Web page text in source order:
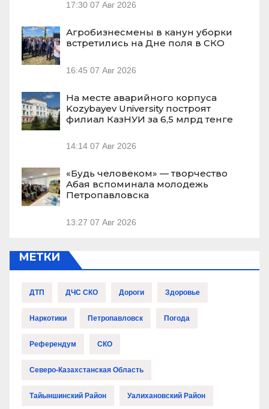
17:30 07 Авг 2026
Агробизнесмены в канун уборки
встретились на Дне поля в СКО
16:45 07 Авг 2026
На месте аварийного корпуса
Kozybayev University построят
филиал КазНУИ за 6,5 млрд тенге
14:14 07 Авг 2026
«Будь человеком» — творчество
Абая вспоминала молодежь
Петропавловска
13:27 07 Авг 2026
МЕТКИ
ДТП ДЧС СКО Дороги Здоровье
Наркотики Петропавловск Погода
Референдум СКО
Северо-Казахстанская Область
Тайыншинский Район Уалихановский Район